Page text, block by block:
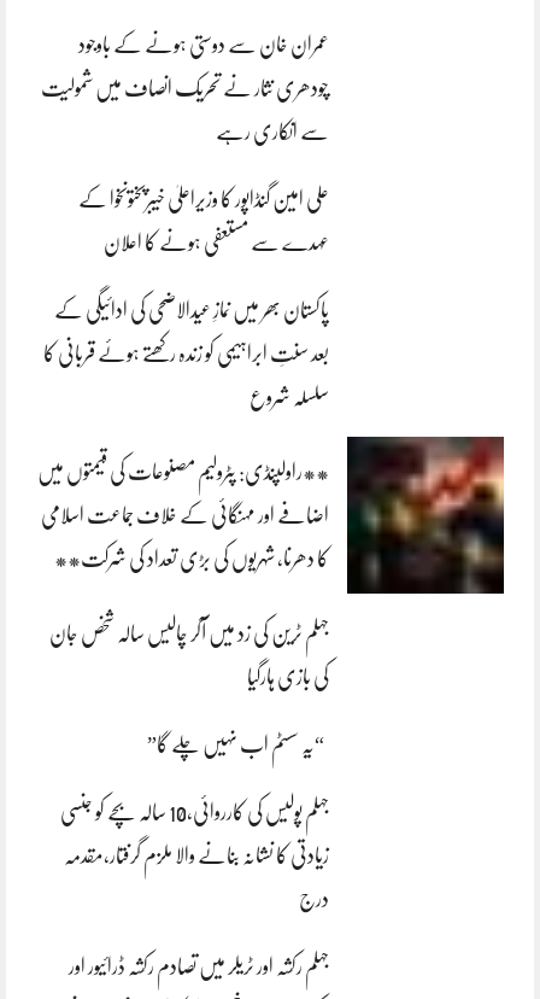
عمران خان سے دوستی ہونے کے باوجود
چودھری نثار نے تحریک انصاف میں شمولیت
سے انکاری رہے
علی امین گنڈاپور کا وزیراعلیٰ خیبرپختونخوا کے
عہدے سے مستعفی ہونے کا اعلان
پاکستان بھر میں نمازِ عیدالاضحی کی ادائیگی کے
بعد سنتِ ابراہیمی کو زندہ رکھتے ہوئے قربانی کا
سلسلہ شروع
**راولپنڈی: پٹرولیم مصنوعات کی قیمتوں میں
اضافے اور مہنگائی کے خلاف جماعت اسلامی
کا دھرنا، شہریوں کی بڑی تعداد کی شرکت**
جہلم ٹرین کی زد میں آکر چالیس سالہ شخص جان
کی بازی ہارگیا
“یہ سسٹم اب نہیں چلے گا”
جہلم پولیس کی کارروائی،10 سالہ بچے کو جنسی
زیادتی کا نشانہ بنانے والا ملزم گرفتار،مقدمہ
درج
جہلم رکشہ اور ٹریلر میں تصادم رکشہ ڈرائیور اور